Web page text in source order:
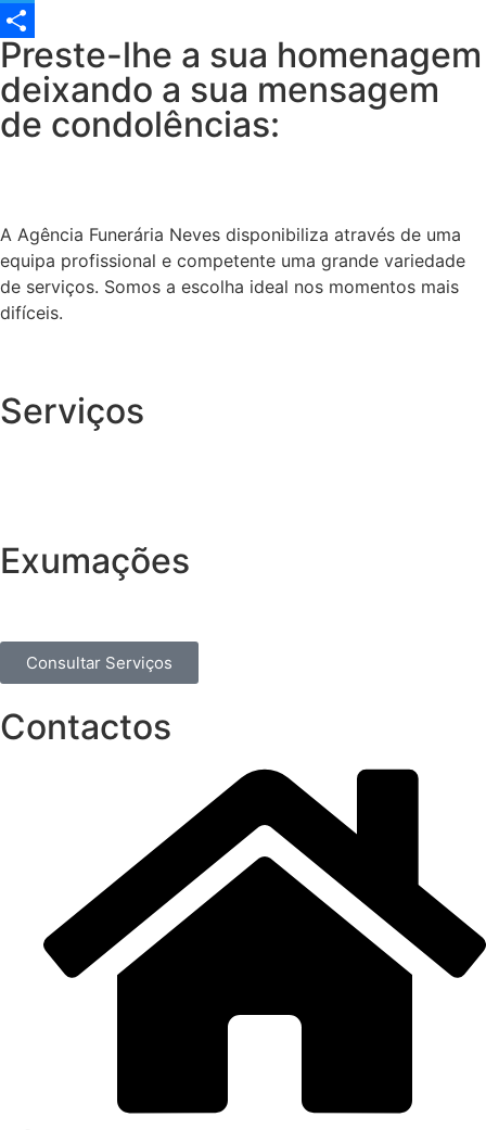
Twitter
Share
Preste-lhe a sua homenagem
deixando a sua mensagem
de condolências:
A Agência Funerária Neves disponibiliza através de uma
equipa profissional e competente uma grande variedade
de serviços. Somos a escolha ideal nos momentos mais
difíceis.
Serviços
Exumações
Consultar Serviços
Contactos